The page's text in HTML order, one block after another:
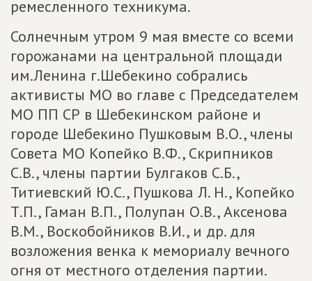
ремесленного техникума.
Солнечным утром 9 мая вместе со всеми
горожанами на центральной площади
им.Ленина г.Шебекино собрались
активисты МО во главе с Председателем
МО ПП СР в Шебекинском районе и
городе Шебекино Пушковым В.О., члены
Совета МО Копейко В.Ф., Скрипников
С.В., члены партии Булгаков С.Б.,
Титиевский Ю.С., Пушкова Л. Н., Копейко
Т.П., Гаман В.П., Полупан О.В., Аксенова
В.М., Воскобойников В.И., и др. для
возложения венка к мемориалу вечного
огня от местного отделения партии.